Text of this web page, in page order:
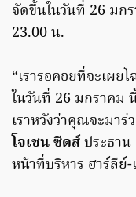
จัดขึ้นในวันที่ 26 มก
23.00 น.
“เรารอคอยที่จะเผย
ในวันที่ 26 มกราคม
เราหวังว่าคุณจะมา
โจเชน ซีดส์ประธา
หน้าที่บริหาร ฮาร์ลีย์